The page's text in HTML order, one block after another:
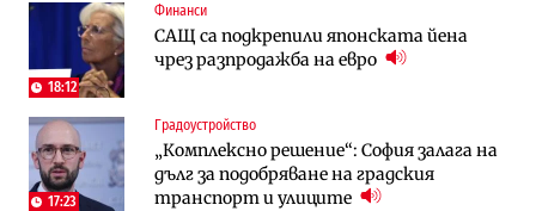
18:12
Финанси
САЩ са подкрепили японската йена
чрез разпродажба на евро
17:23
Градоустройство
„Комплексно решение“: София залага на
дълг за подобряване на градския
транспорт и улиците
Компании
Vivacom предлага над 150 устройства с
90% отстъпка през август
Енергетика
АЕЦ „Козлодуй“ ще работи само още
няколко седмици, ако сушата продължи
To:know
Последни дни с обозначаване на цените
в лева: Какво предстои?
Градоустройство
Столична община избра изпълнител за
преместването на трамвайното
трасе по бул. „Скобелев“